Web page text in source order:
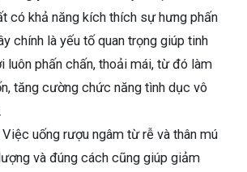
có khả năng kích thích sự hưng phấn
chính là yếu tố quan trọng giúp tinh
luôn phấn chấn, thoải mái, từ đó làm
tăng cường chức năng tình dục vô
Việc uống rượu ngâm từ rễ và thân mú
và đúng cách cũng giúp giảm